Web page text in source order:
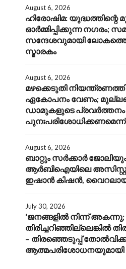
ഹിരോഷിമ: യുദ്ധത്തിന്റെ
ഓർമ്മിപ്പിക്കുന്ന നഗരം;
സന്ദേശവുമായി ലോകത്തെ
സ്മാരകം
August 6, 2026
മഴക്കെടുതി
ഏകോപനം വേണം;
ഡാമുകളുടെ പ്രവർത്തനം
August 6, 2026
ബാറ്റും സർക്കാർ ജോലിയും
ആർബിഐയിലെ
ഇഷാൻ കിഷൻ,
August 6, 2026
‘ജനങ്ങളിൽ നിന്ന്
തിരിച്ചറിഞ്ഞില്ലെങ്കിൽ
– തിരഞ്ഞെടുപ്പ് തോൽവിക്ക്
July 30, 2026